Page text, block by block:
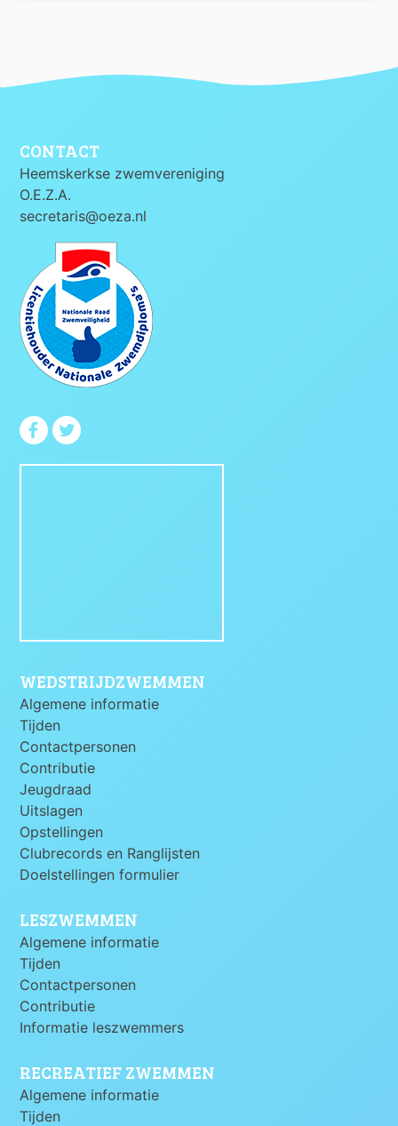
CONTACT
Heemskerkse zwemvereniging
O.E.Z.A.
secretaris@oeza.nl
WEDSTRIJDZWEMMEN
Algemene informatie
Tijden
Contactpersonen
Contributie
Jeugdraad
Uitslagen
Opstellingen
Clubrecords en Ranglijsten
Doelstellingen formulier
LESZWEMMEN
Algemene informatie
Tijden
Contactpersonen
Contributie
Informatie leszwemmers
RECREATIEF ZWEMMEN
Algemene informatie
Tijden